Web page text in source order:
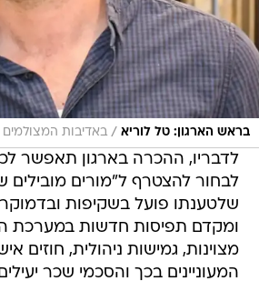
בראש הארגון: טל לוריא / באדיבות המצולמים
לדבריו, ההכרה בארגון תאפשר
לבחור להצטרף ל"מורים מובילים
שלטענתו פועל בשקיפות
ומקדם תפיסות חדשות במערכת
מצוינות, גמישות ניהולית, חוזים
המעוניינים בכך והסכמי שכר